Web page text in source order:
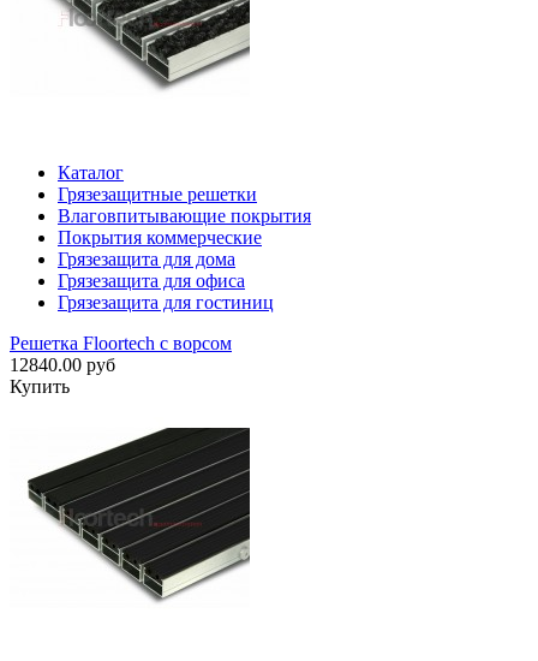
Каталог
Грязезащитные решетки
Влаговпитывающие покрытия
Покрытия коммерческие
Грязезащита для дома
Грязезащита для офиса
Грязезащита для гостиниц
Решетка Floortech с ворсом
12840.00 руб
Купить